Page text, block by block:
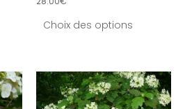
Choix des options